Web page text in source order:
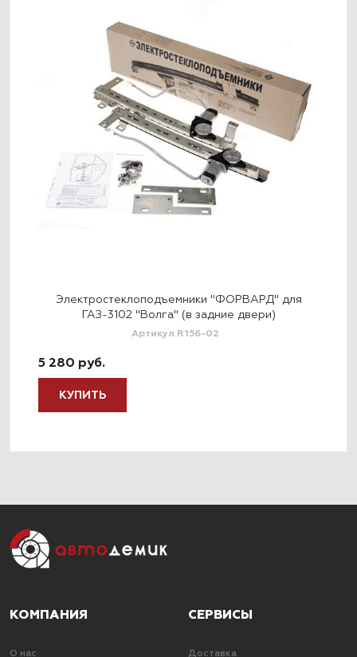
Электростеклоподъемники "ФОРВАРД" для
ГАЗ-3102 "Волга" (в задние двери)
Артикул R156-02
5 280 руб.
КУПИТЬ
КОМПАНИЯ
О нас
СЕРВИСЫ
Доставка